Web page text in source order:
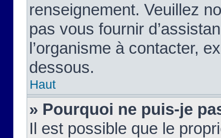
renseignement. Veuillez
pas vous fournir
l’organisme à contacter,
dessous.
Haut
» Pourquoi ne puis-je
Il est possible que le